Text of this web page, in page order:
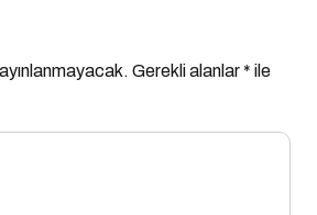
Gerekli alanlar* ile